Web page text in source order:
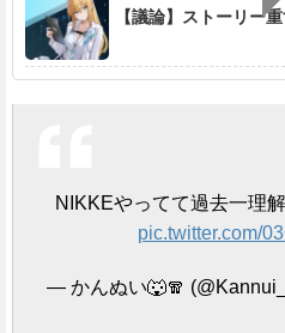
【議論】ストーリー
NIKKEやってて過去一理
pic.twitter.com/
— かんぬい🐺🧣